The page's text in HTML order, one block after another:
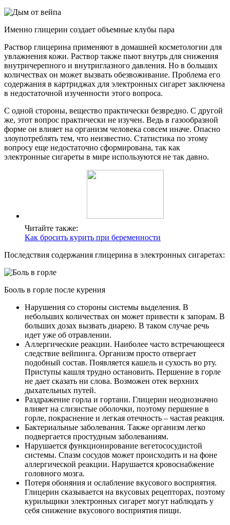
Именно глицерин создает объемные клубы пара
Раствор глицерина применяют в домашней косметологии для
увлажнения кожи. Раствор также пьют внутрь для снижения
внутричерепного и внутриглазного давления. Но в больших
количествах он может вызвать обезвоживание. Проблема его
содержания в картриджах для электронных сигарет заключена
в недостаточной изученности этого вопроса.
С одной стороны, вещество практически безвредно. С другой
же, этот вопрос практически не изучен. Ведь в газообразной
форме он влияет на организм человека совсем иначе. Опасно
злоупотреблять тем, что неизвестно. Статистика по этому
вопросу еще недостаточно сформирована, так как
электронные сигареты в мире используются не так давно.
Читайте также:
Как бросить курить при беременности
Последствия содержания глицерина в электронных сигаретах:
Бооль в горле после курения
Нарушения со стороны системы выделения. В
небольших количествах он может привести к запорам. В
больших дозах вызвать диарею. В таком случае речь
идет уже об отравлении.
Аллергические реакции. Наиболее часто встречающееся
следствие вейпинга. Организм просто отвергает
подобный состав. Появляется кашель и сухость во рту.
Приступы кашля трудно остановить. Першение в горле
не дает сказать ни слова. Возможен отек верхних
дыхательных путей.
Раздражение горла и гортани. Глицерин неоднозначно
влияет на слизистые оболочки, поэтому першение в
горле, покраснение и легкая отечность – частая реакция.
Бактериальные заболевания. Также организм легко
подвергается простудным заболеваниям.
Нарушается функционирование вегетососудистой
системы. Спазм сосудов может происходить и на фоне
аллергической реакции. Нарушается кровоснабжение
головного мозга.
Потеря обоняния и ослабление вкусового восприятия.
Глицерин сказывается на вкусовых рецепторах, поэтому
курильщики электронных сигарет могут наблюдать у
себя снижение вкусового восприятия пищи.